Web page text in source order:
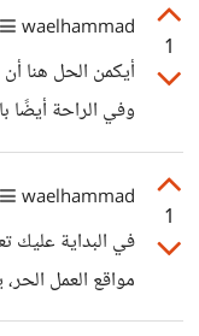
الناس عني،
فعلية للواقع،
منك، لذلك في
هواهم كما يقال.
1
waelhammad
أيكمن الحل هنا
وفي الراحة أيضًا
الإنسان هذا
أعرف أشخاص لا
الساعات للعودة
قد تجعل شخص
1
waelhammad
في البداية عليك
مواقع العمل
العمل الحر على